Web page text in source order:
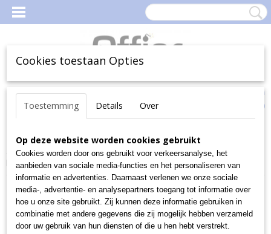
Inloggen Registreren
Uw Winkelwagen
(0)
Home >Kantoorartikelen>Kantoormateriaal>Bureau
accessoires>Ladenblokken>Han ladenblok met gesloten laden,
lichtgrijs
Cookies toestaan Opties
Toestemming Details Over
Op deze website worden cookies gebruikt
Cookies worden door ons gebruikt voor verkeersanalyse, het
aanbieden van sociale media-functies en het personaliseren van
informatie en advertenties. Daarnaast verlenen we onze sociale
media-, advertentie- en analysepartners toegang tot informatie over
hoe u onze site gebruikt. Zij kunnen deze informatie gebruiken in
combinatie met andere gegevens die zij mogelijk hebben verzameld
door uw gebruik van hun diensten of die u hen hebt verstrekt.